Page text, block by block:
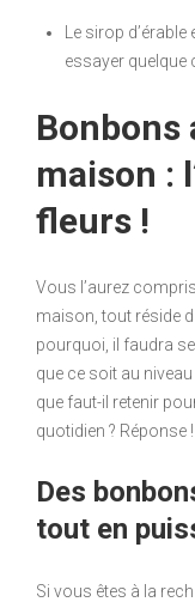
Le sirop
essayer quelque
Bonbons
maison :
fleurs !
Vous l’aurez
maison, tout réside
pourquoi, il faudra
que ce soit au
que faut-il retenir
quotidien ? Réponse !
Des
tout en
Si vous êtes à la